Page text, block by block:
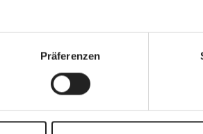
Präferenzen